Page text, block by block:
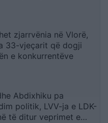
zjarrvënia në Vlorë,
33-vjeçarit që dogji
e konkurrentëve
Abdixhiku pa
politik, LVV-ja e LDK-
të ditur veprimet e